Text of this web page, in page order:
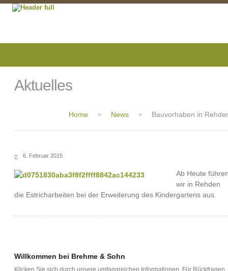
Aktuelles
Home > News > Bauvorhaben in
6. Februar 2015
Ab Heute
wir in Rehden
die Estricharbeiten bei der Erweiterung des Kindergartens aus.
Willkommen bei Brehme & Sohn
Klicken Sie sich durch unsere umfangreichen Informationen. Für Rückfragen